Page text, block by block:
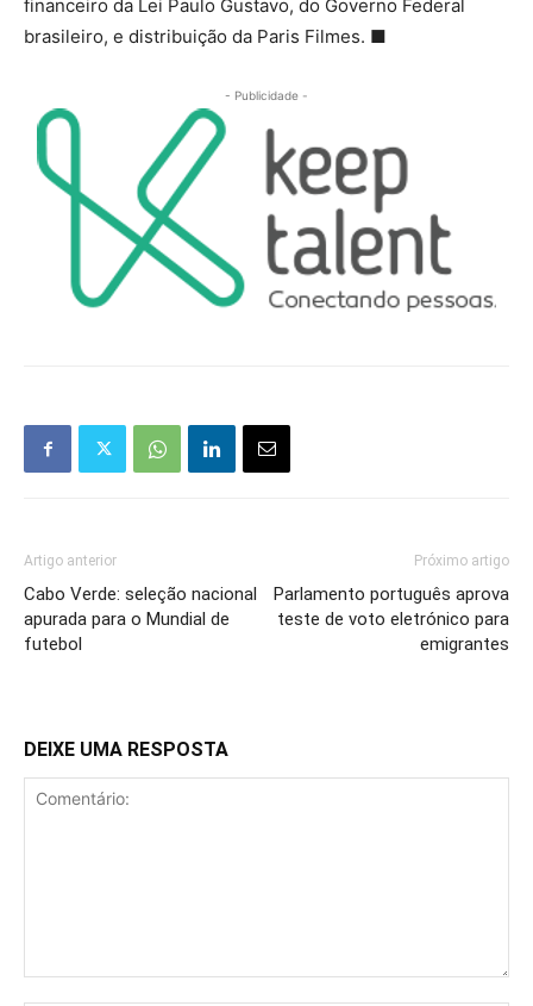
financeiro da Lei Paulo Gustavo, do Governo Federal
brasileiro, e distribuição da Paris Filmes. ■
- Publicidade -
Artigo anterior
Cabo Verde: seleção nacional
apurada para o Mundial de
futebol
Próximo artigo
Parlamento português aprova
teste de voto eletrónico para
emigrantes
DEIXE UMA RESPOSTA